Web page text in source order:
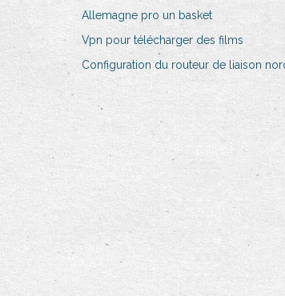
Allemagne pro un basket
Vpn pour télécharger des films
Configuration du routeur de liaison